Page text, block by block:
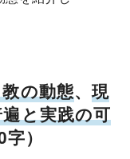
の動態、現
と実践の可
）